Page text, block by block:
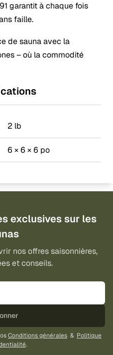
garantit à chaque fois
faille.
de sauna avec la
– où la commodité
2 lb
6 × 6 × 6 po
exclusives sur les
nos offres saisonnières,
et conseils.
Conditions générales & Politique
.